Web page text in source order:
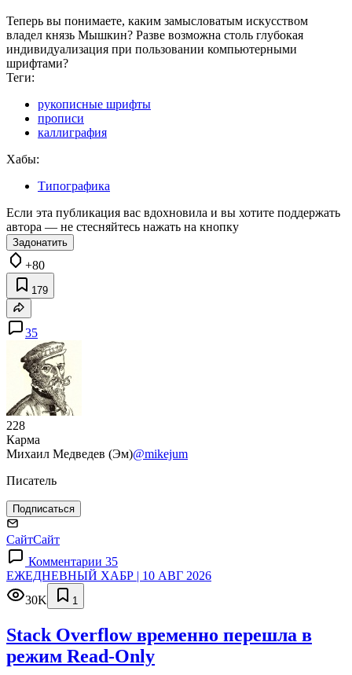
Теперь вы понимаете, каким замысловатым искусством
владел князь Мышкин? Разве возможна столь глубокая
индивидуализация при пользовании компьютерными
шрифтами?
Теги:
рукописные шрифты
прописи
каллиграфия
Хабы:
Типографика
Если эта публикация вас вдохновила и вы хотите поддержать
автора — не стесняйтесь нажать на кнопку
Задонатить
+80
179
35
228
Карма
Михаил Медведев (Эм)@mikejum
Писатель
Подписаться
СайтСайт
Комментарии 35
ЕЖЕДНЕВНЫЙ ХАБР | 10 АВГ 2026
30K
1
Stack Overflow временно перешла в
режим Read-Only